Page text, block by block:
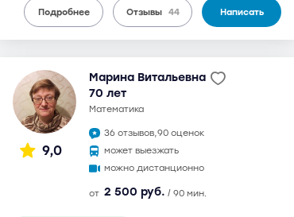
Подробнее Отзывы 44 Написать
9,0
Марина Витальевна
70 лет
математика
36 отзывов,90 оценок
может выезжать
можно дистанционно
от 2 500 руб. / 90 мин.